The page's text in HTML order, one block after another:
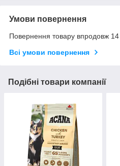
Умови повернення
Повернення товару впродовж 14
Всі умови повернення
Подібні товари компанії